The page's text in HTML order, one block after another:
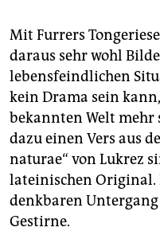
Mit Furrers
daraus sehr wohl
lebensfeindlichen
kein Drama sein
bekannten Welt mehr
dazu einen Vers aus
naturae“ von Lukrez
lateinischen
denkbaren
Gestirne.